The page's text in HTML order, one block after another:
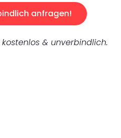
anfragen!
kostenlos & unverbindlich.